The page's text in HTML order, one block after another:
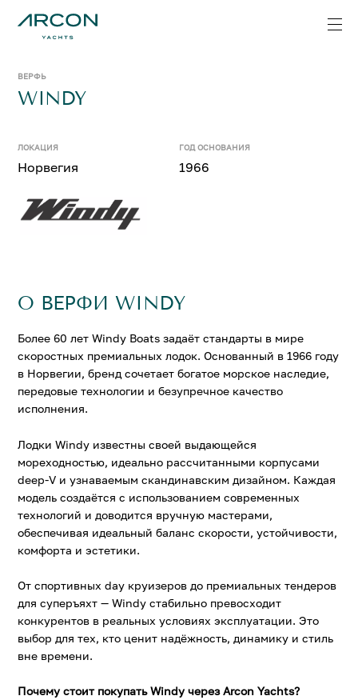
ВЕРФЬ
WINDY
ЛОКАЦИЯ
Норвегия
ГОД ОСНОВАНИЯ
1966
О ВЕРФИ WINDY
Более 60 летWindy Boats задаёт стандарты в мире
скоростных премиальных лодок. Основанный в 1966 году
в Норвегии, бренд сочетает богатое морское наследие,
передовые технологии и безупречное качество
исполнения.
Лодки Windy известны своей выдающейся
мореходностью, идеально рассчитанными корпусами
deep-V и узнаваемым скандинавским дизайном. Каждая
модель создаётся с использованием современных
технологий и доводится вручную мастерами,
обеспечивая идеальный баланс скорости, устойчивости,
комфорта и эстетики.
От спортивных day круизеров до премиальных тендеров
для суперъяхт — Windy стабильно превосходит
конкурентов в реальных условиях эксплуатации. Это
выбор для тех, кто ценит надёжность, динамику и стиль
вне времени.
Почему стоит покупать Windy черезArcon Yachts?